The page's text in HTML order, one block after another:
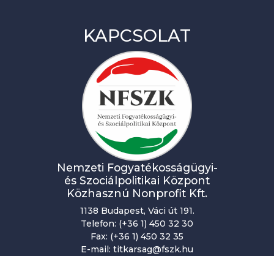
KAPCSOLAT
Nemzeti Fogyatékosságügyi-
és Szociálpolitikai Központ
Közhasznú Nonprofit Kft.
1138 Budapest, Váci út 191.
Telefon: (+36 1) 450 32 30
Fax: (+36 1) 450 32 35
E-mail: titkarsag@fszk.hu